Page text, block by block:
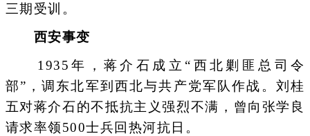
三期受训。
西安事变
1935年，蒋介石成立“西北剿匪总司令
部”，调东北军到西北与共产党军队作战。刘桂
五对蒋介石的不抵抗主义强烈不满，曾向张学良
请求率领500士兵回热河抗日。